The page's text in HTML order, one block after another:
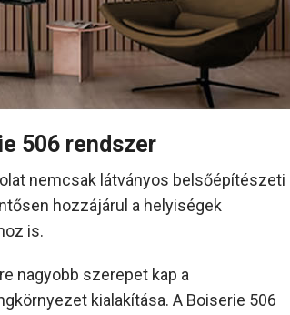
506 rendszer
nemcsak látványos belsőépítészeti
hozzájárul a helyiségek
is.
nagyobb szerepet kap a
kialakítása. A Boiserie 506